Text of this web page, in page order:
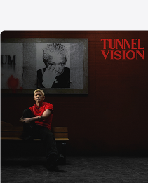
口
中
打
开)